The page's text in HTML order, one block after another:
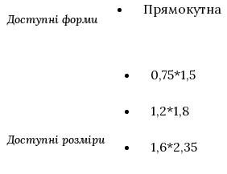
Доступні форми
Прямокутна
Доступні розміри
0,75*1,5
1,2*1,8
1,6*2,35